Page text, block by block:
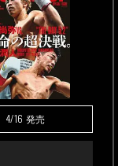
4/16 発売